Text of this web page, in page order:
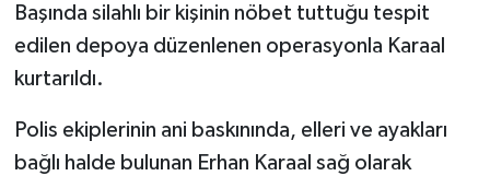
Başında silahlı bir kişinin nöbet tuttuğu tespit
edilen depoya düzenlenen operasyonla Karaal
kurtarıldı.
Polis ekiplerinin ani baskınında, elleri ve ayakları
bağlı halde bulunan Erhan Karaal sağ olarak